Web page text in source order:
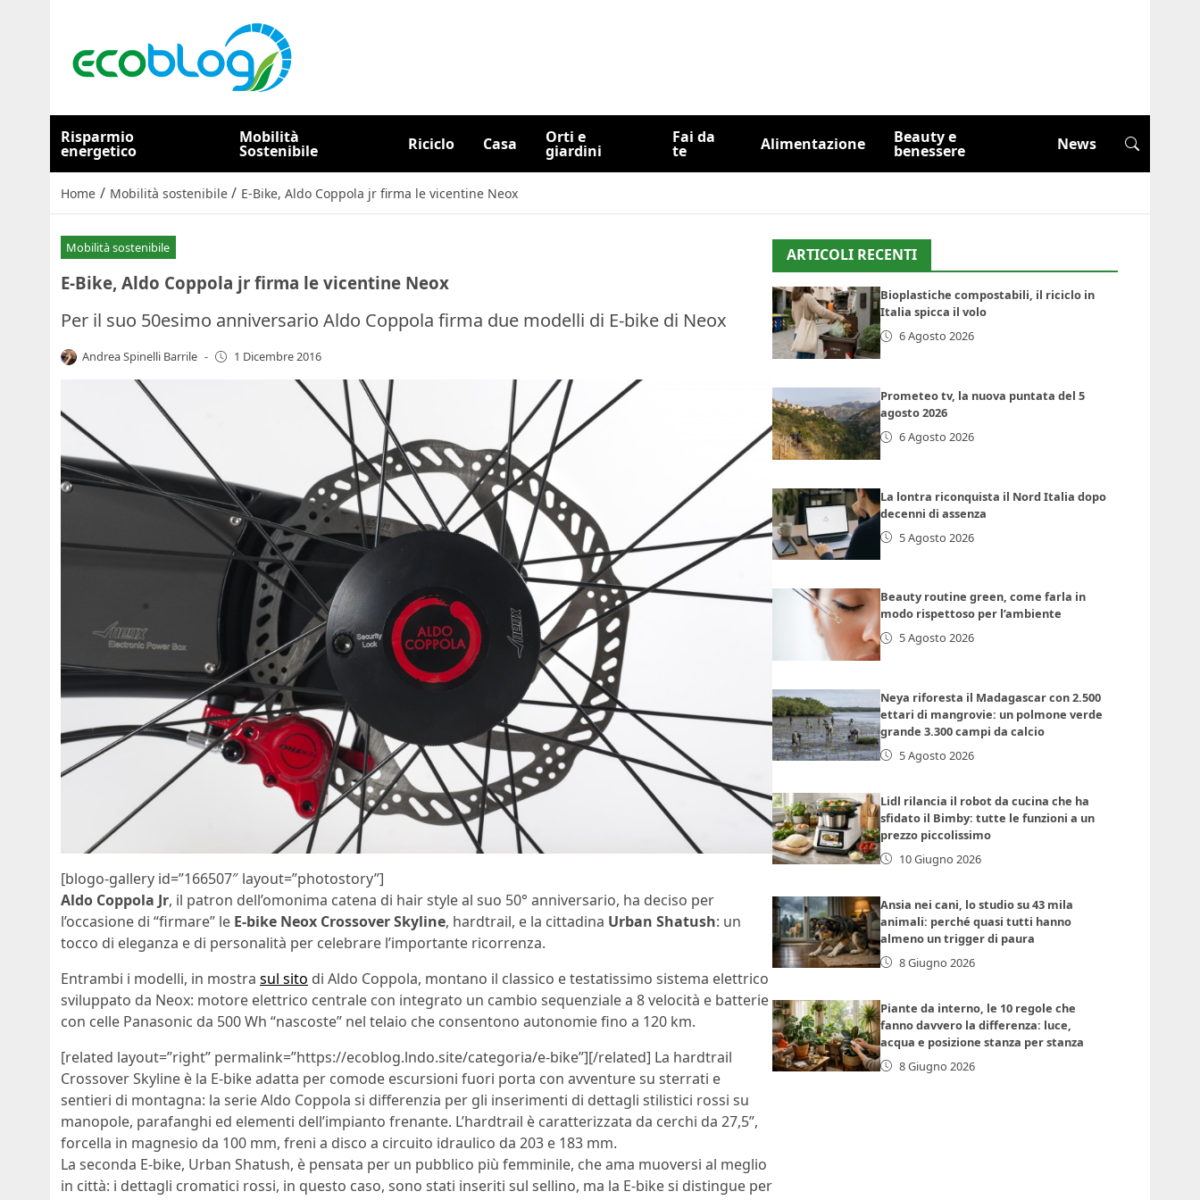
Risparmio
energetico
Mobilità
Sostenibile Riciclo Casa Orti e
giardini
Fai da
te Alimentazione Beauty e
benessere News
Home / Mobilità sostenibile / E-Bike, Aldo Coppola jr firma le vicentine Neox
Mobilità sostenibile
E-Bike, Aldo Coppola jr firma le vicentine Neox
Per il suo 50esimo anniversario Aldo Coppola firma due modelli di E-bike di Neox
Andrea Spinelli Barrile - 1 Dicembre 2016
[blogo-gallery id=”166507″ layout=”photostory”]
Aldo Coppola Jr, il patron dell’omonima catena di hair style al suo 50° anniversario, ha deciso per
l’occasione di “firmare” le E-bike Neox Crossover Skyline, hardtrail, e la cittadina Urban Shatush: un
tocco di eleganza e di personalità per celebrare l’importante ricorrenza.
Entrambi i modelli, in mostra sul sito di Aldo Coppola, montano il classico e testatissimo sistema elettrico
sviluppato da Neox: motore elettrico centrale con integrato un cambio sequenziale a 8 velocità e batterie
con celle Panasonic da 500 Wh “nascoste” nel telaio che consentono autonomie fino a 120 km.
[related layout=”right” permalink=”https://ecoblog.lndo.site/categoria/e-bike”][/related] La hardtrail
Crossover Skyline è la E-bike adatta per comode escursioni fuori porta con avventure su sterrati e
sentieri di montagna: la serie Aldo Coppola si differenzia per gli inserimenti di dettagli stilistici rossi su
manopole, parafanghi ed elementi dell’impianto frenante. L’hardtrail è caratterizzata da cerchi da 27,5”,
forcella in magnesio da 100 mm, freni a disco a circuito idraulico da 203 e 183 mm.
La seconda E-bike, Urban Shatush, è pensata per un pubblico più femminile, che ama muoversi al meglio
in città: i dettagli cromatici rossi, in questo caso, sono stati inseriti sul sellino, ma la E-bike si distingue per
ARTICOLI RECENTI
Bioplastiche compostabili, il riciclo in
Italia spicca il volo
6 Agosto 2026
Prometeo tv, la nuova puntata del 5
agosto 2026
6 Agosto 2026
La lontra riconquista il Nord Italia dopo
decenni di assenza
5 Agosto 2026
Beauty routine green, come farla in
modo rispettoso per l’ambiente
5 Agosto 2026
Neya riforesta il Madagascar con 2.500
ettari di mangrovie: un polmone verde
grande 3.300 campi da calcio
5 Agosto 2026
Lidl rilancia il robot da cucina che ha
sfidato il Bimby: tutte le funzioni a un
prezzo piccolissimo
10 Giugno 2026
Ansia nei cani, lo studio su 43 mila
animali: perché quasi tutti hanno
almeno un trigger di paura
8 Giugno 2026
Piante da interno, le 10 regole che
fanno davvero la differenza: luce,
acqua e posizione stanza per stanza
8 Giugno 2026